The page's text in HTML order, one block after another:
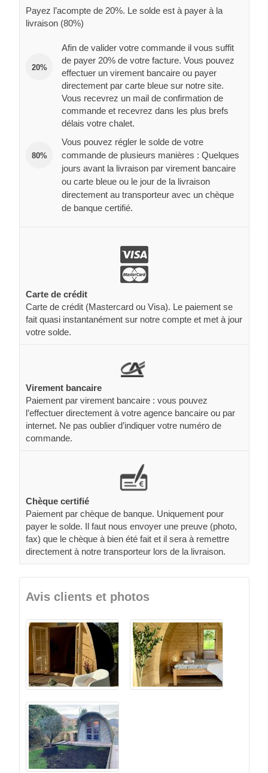
Payez l’acompte de 20%. Le solde est à payer à la
livraison (80%)
20%
Afin de valider votre commande il vous suffit
de payer 20% de votre facture. Vous pouvez
effectuer un virement bancaire ou payer
directement par carte bleue sur notre site.
Vous recevrez un mail de confirmation de
commande et recevrez dans les plus brefs
délais votre chalet.
80%
Vous pouvez régler le solde de votre
commande de plusieurs manières : Quelques
jours avant la livraison par virement bancaire
ou carte bleue ou le jour de la livraison
directement au transporteur avec un chèque
de banque certifié.
Carte de crédit
Carte de crédit (Mastercard ou Visa). Le paiement se
fait quasi instantanément sur notre compte et met à jour
votre solde.
Virement bancaire
Paiement par virement bancaire : vous pouvez
l’effectuer directement à votre agence bancaire ou par
internet. Ne pas oublier d’indiquer votre numéro de
commande.
Chèque certifié
Paiement par chèque de banque. Uniquement pour
payer le solde. Il faut nous envoyer une preuve (photo,
fax) que le chèque à bien été fait et il sera à remettre
directement à notre transporteur lors de la livraison.
Avis clients et photos